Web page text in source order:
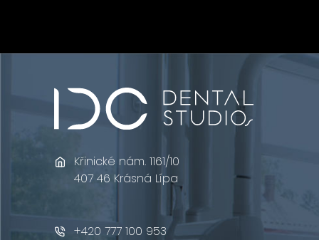
Křinické nám. 1161/10
407 46 Krásná Lípa
+420 777 100 953